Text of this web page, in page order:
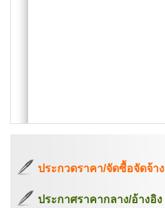
ประกวดราคา/จัดซื้อจัดจ้าง
ประกาศราคากลาง/อ้างอิง